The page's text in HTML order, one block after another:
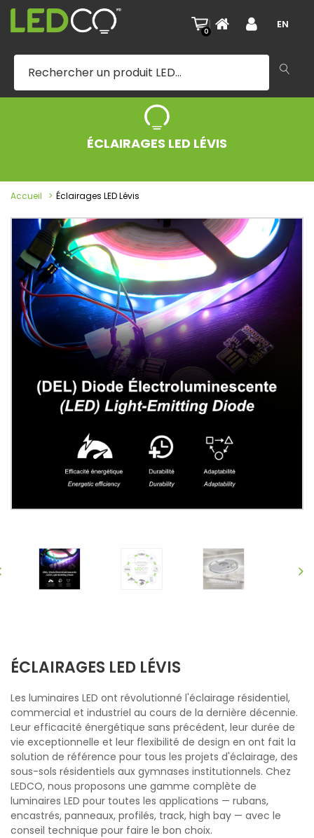
0
| EN
ÉCLAIRAGES LED LÉVIS
Accueil Éclairages LED Lévis
ÉCLAIRAGES LED LÉVIS
Les luminaires LED ont révolutionné l'éclairage résidentiel,
commercial et industriel au cours de la dernière décennie.
Leur efficacité énergétique sans précédent, leur durée de
vie exceptionnelle et leur flexibilité de design en ont fait la
solution de référence pour tous les projets d'éclairage, des
sous-sols résidentiels aux gymnases institutionnels. Chez
LEDCO, nous proposons une gamme complète de
luminaires LED pour toutes les applications — rubans,
encastrés, panneaux, profilés, track, high bay — avec le
conseil technique pour faire le bon choix.